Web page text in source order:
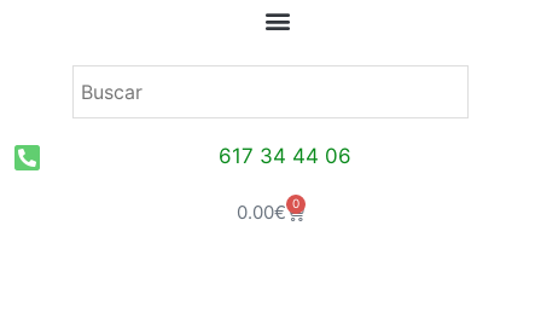
617 34 44 06
0.00€ 0 Carrito